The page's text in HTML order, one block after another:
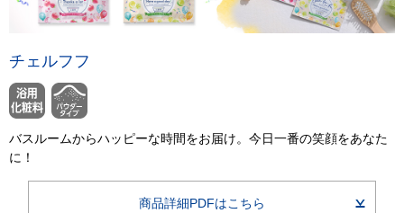
チェルフフ
バスルームからハッピーな時間をお届け。今日一番の笑顔をあなた
に！
商品詳細PDFはこちら